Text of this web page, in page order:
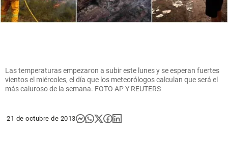
Las temperaturas empezaron a subir este lunes y se esperan fuertes
vientos el miércoles, el día que los meteorólogos calculan que será el
más caluroso de la semana. FOTO AP Y REUTERS
21 de octubre de 2013